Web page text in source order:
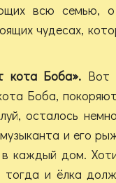
всю семью,
чудесах,
кота Боба». Вот
Боба,
осталось
и его
в каждый дом.
и ёлка